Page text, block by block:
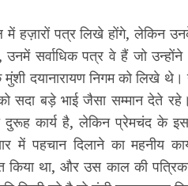
हज़ारों पत्र लिखे होंगे, लेकिन
सर्वाधिक पत्र वे हैं जो
दयानारायण निगम को लिखे थे।
बड़े भाई जैसा सम्मान देते रहे।
दुरूह कार्य है, लेकिन प्रेमचंद के
में पहचान दिलाने का महनीय
किया था, और उस काल की